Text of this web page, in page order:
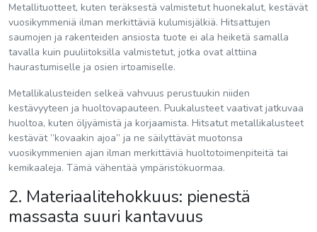
Metallituotteet, kuten teräksestä valmistetut huonekalut, kestävät
vuosikymmeniä ilman merkittäviä kulumisjälkiä. Hitsattujen
saumojen ja rakenteiden ansiosta tuote ei ala heiketä samalla
tavalla kuin puuliitoksilla valmistetut, jotka ovat alttiina
haurastumiselle ja osien irtoamiselle.
Metallikalusteiden selkeä vahvuus perustuukin niiden
kestävyyteen ja huoltovapauteen. Puukalusteet vaativat jatkuvaa
huoltoa, kuten öljyämistä ja korjaamista. Hitsatut metallikalusteet
kestävät ”kovaakin ajoa” ja ne säilyttävät muotonsa
vuosikymmenien ajan ilman merkittäviä huoltotoimenpiteitä tai
kemikaaleja. Tämä vähentää ympäristökuormaa.
2. Materiaalitehokkuus: pienestä
massasta suuri kantavuus